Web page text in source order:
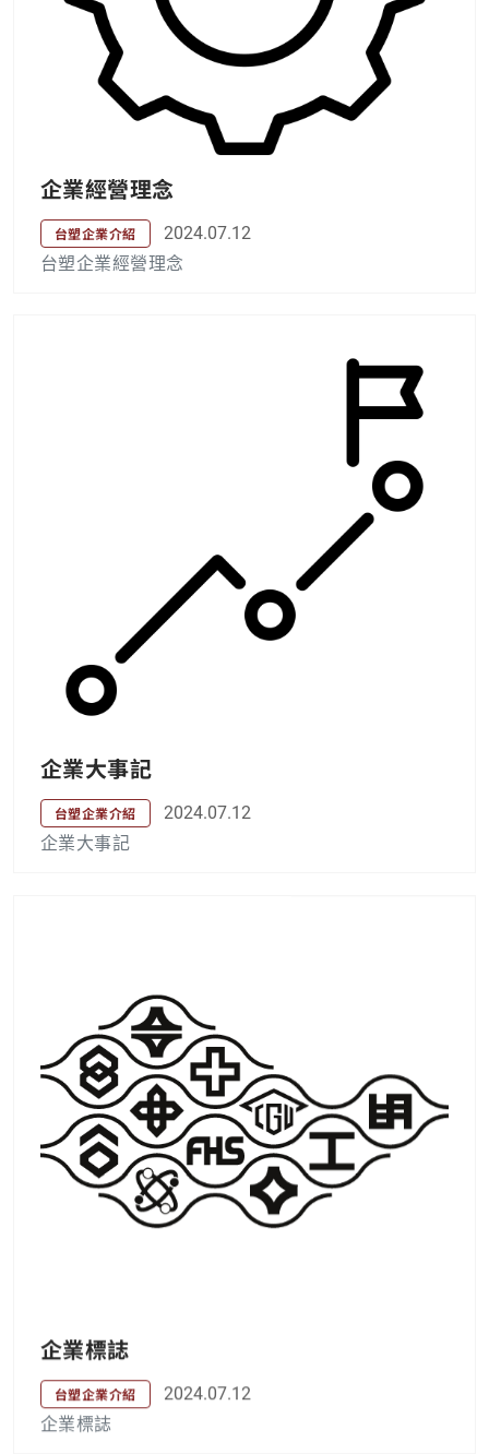
企業經營理念
台塑企業介紹 2024.07.12
台塑企業經營理念
企業大事記
台塑企業介紹 2024.07.12
企業大事記
企業標誌
台塑企業介紹 2024.07.12
企業標誌